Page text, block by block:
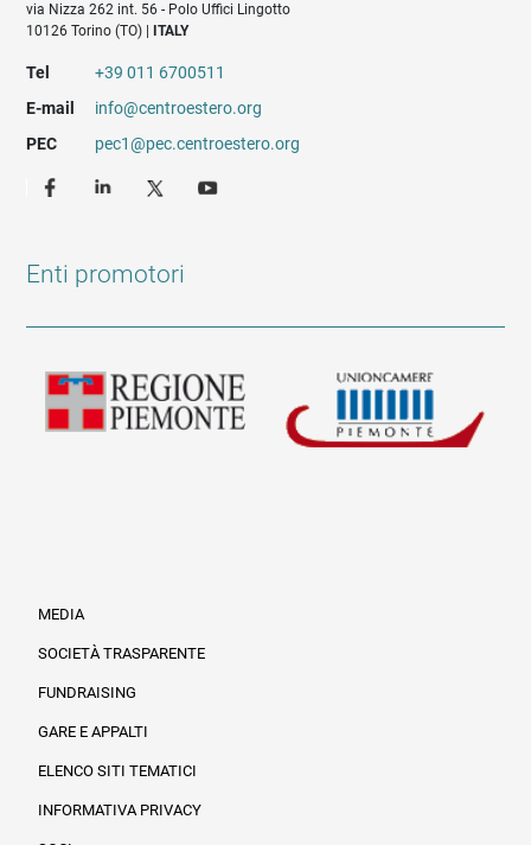
via Nizza 262 int. 56 - Polo Uffici Lingotto
10126 Torino (TO) |ITALY
Tel
+39 011 6700511
E-mail
info@centroestero.org
PEC
pec1@pec.centroestero.org
Enti promotori
MEDIA
SOCIETÀ TRASPARENTE
FUNDRAISING
GARE E APPALTI
ELENCO SITI TEMATICI
INFORMATIVA PRIVACY